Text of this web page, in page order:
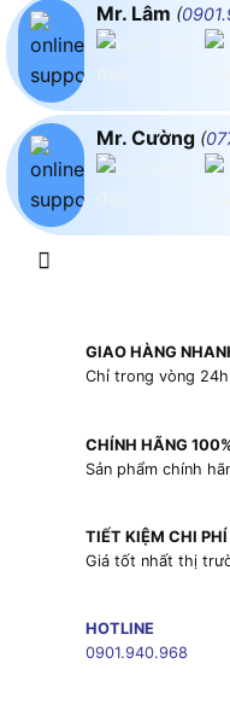
Mr. Lâm (
Mr. Cường (
GIAO HÀNG
Chỉ trong vòng 24h
CHÍNH HÃNG
Sản phẩm chính
TIẾT KIỆM CHI PHÍ
Giá tốt nhất thị
HOTLINE
0901.940.968